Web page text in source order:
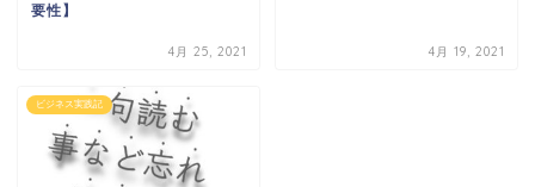
要性】
4月 25, 2021 4月 19, 2021
ビジネス実践記